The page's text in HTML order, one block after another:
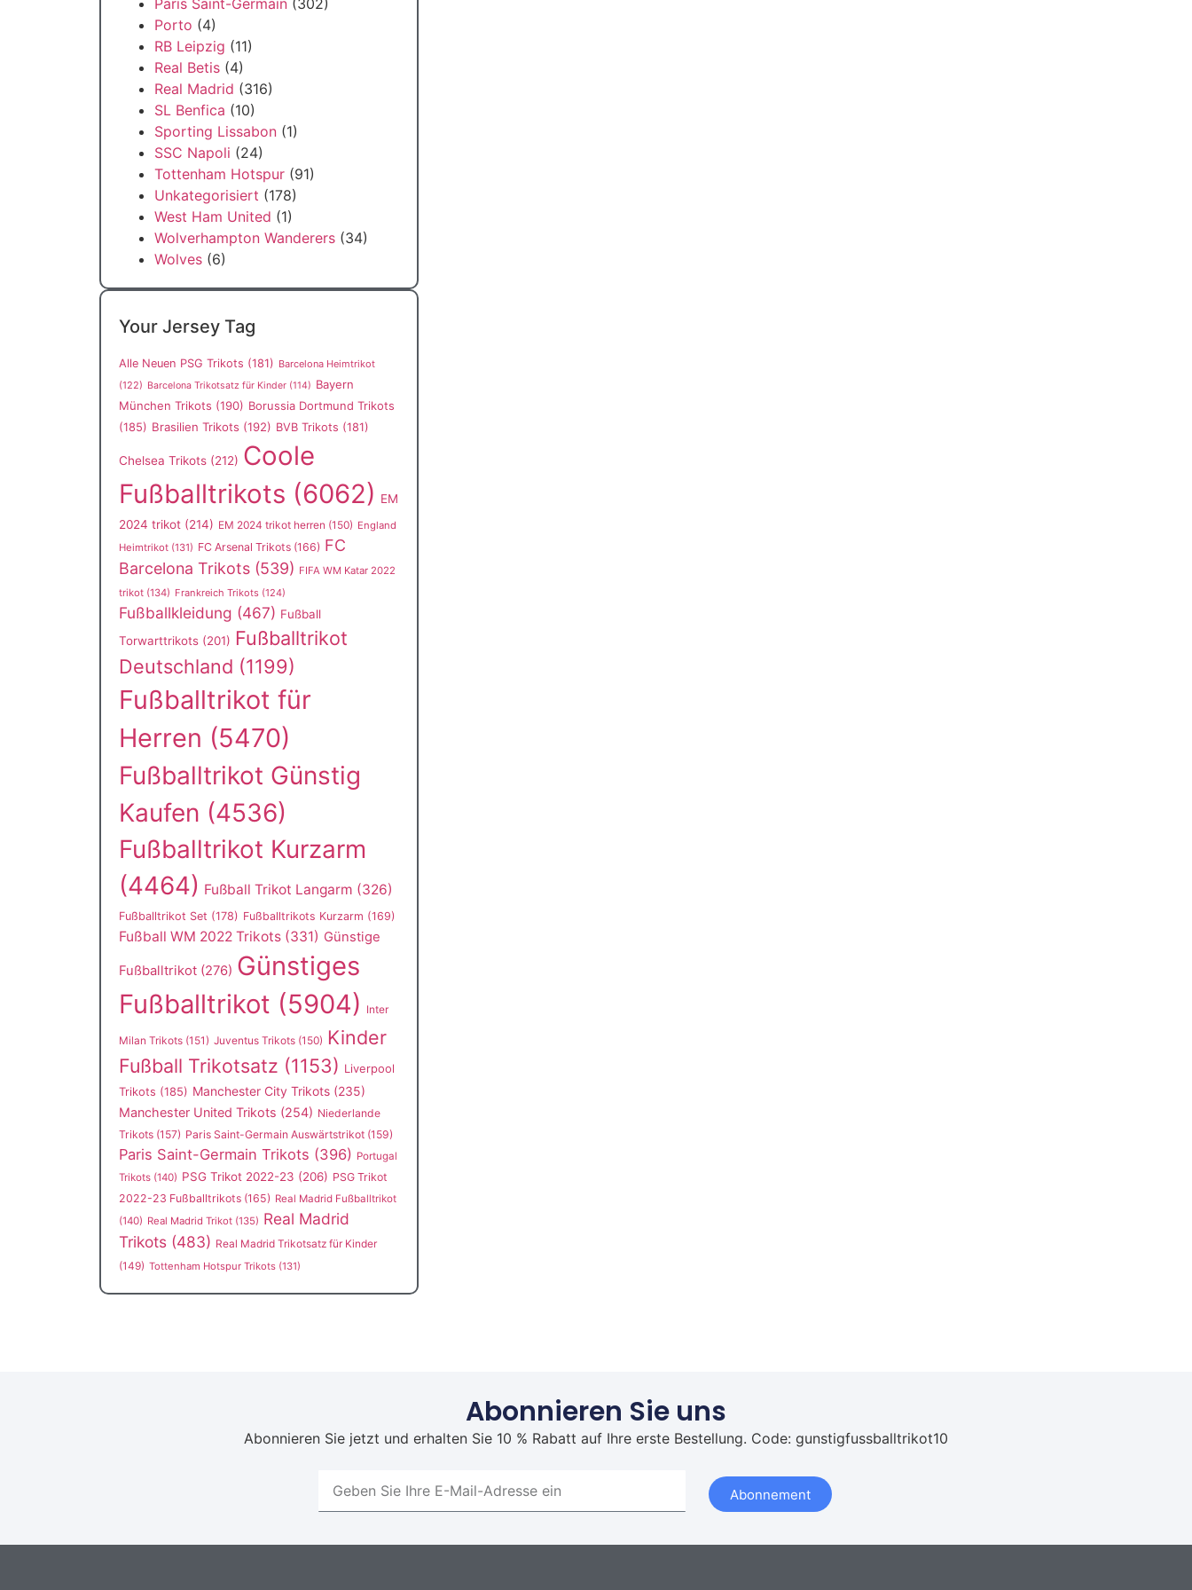
Paris Saint-Germain (302)
Porto (4)
RB Leipzig (11)
Real Betis (4)
Real Madrid (316)
SL Benfica (10)
Sporting Lissabon (1)
SSC Napoli (24)
Tottenham Hotspur (91)
Unkategorisiert (178)
West Ham United (1)
Wolverhampton Wanderers (34)
Wolves (6)
Your Jersey Tag
Alle Neuen PSG Trikots (181) Barcelona Heimtrikot
(122) Barcelona Trikotsatz für Kinder (114) Bayern
München Trikots (190) Borussia Dortmund Trikots
(185) Brasilien Trikots (192) BVB Trikots (181)
Chelsea Trikots (212) Coole
Fußballtrikots (6062) EM
2024 trikot (214) EM 2024 trikot herren (150) England
Heimtrikot (131) FC Arsenal Trikots (166) FC
Barcelona Trikots (539) FIFA WM Katar 2022
trikot (134) Frankreich Trikots (124)
Fußballkleidung (467) Fußball
Torwarttrikots (201) Fußballtrikot
Deutschland (1199)
Fußballtrikot für
Herren (5470)
Fußballtrikot Günstig
Kaufen (4536)
Fußballtrikot Kurzarm
(4464) Fußball Trikot Langarm (326)
Fußballtrikot Set (178) Fußballtrikots Kurzarm (169)
Fußball WM 2022 Trikots (331) Günstige
Fußballtrikot (276) Günstiges
Fußballtrikot (5904) Inter
Milan Trikots (151) Juventus Trikots (150) Kinder
Fußball Trikotsatz (1153) Liverpool
Trikots (185) Manchester City Trikots (235)
Manchester United Trikots (254) Niederlande
Trikots (157) Paris Saint-Germain Auswärtstrikot (159)
Paris Saint-Germain Trikots (396) Portugal
Trikots (140) PSG Trikot 2022-23 (206) PSG Trikot
2022-23 Fußballtrikots (165) Real Madrid Fußballtrikot
(140) Real Madrid Trikot (135) Real Madrid
Trikots (483) Real Madrid Trikotsatz für Kinder
(149) Tottenham Hotspur Trikots (131)
Abonnieren Sie uns
Abonnieren Sie jetzt und erhalten Sie 10 % Rabatt auf Ihre erste Bestellung. Code: gunstigfussballtrikot10
Abonnement